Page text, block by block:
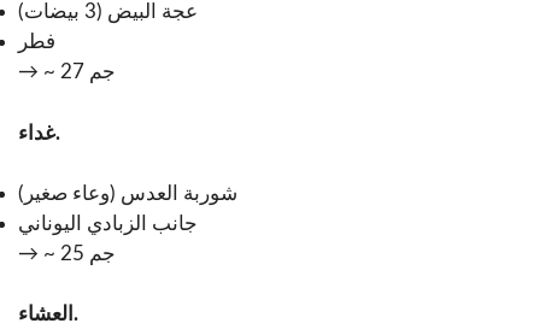
عجة البيض (3 بيضات)
فطر
→ ~ 27 جم
غداء.
شوربة العدس (وعاء صغير)
جانب الزبادي اليوناني
→ ~ 25 جم
العشاء.